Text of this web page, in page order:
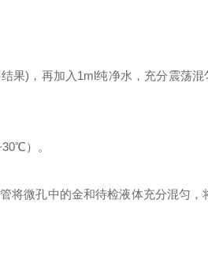
果)，再加入1ml纯净水，充分震荡混
）。
将微孔中的金和待检液体充分混匀，